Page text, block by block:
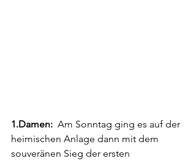
1.Damen:
  Am Sonntag ging es auf der
heimischen Anlage dann mit dem
souveränen Sieg der ersten